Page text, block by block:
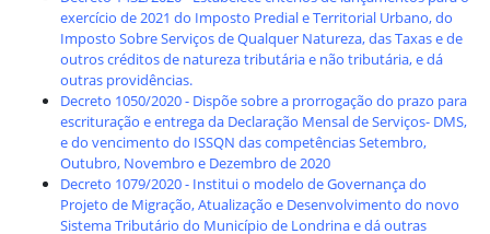
exercício de 2021 do Imposto Predial e Territorial Urbano, do
Imposto Sobre Serviços de Qualquer Natureza, das Taxas e de
outros créditos de natureza tributária e não tributária, e dá
outras providências.
Decreto 1050/2020 - Dispõe sobre a prorrogação do prazo para
escrituração e entrega da Declaração Mensal de Serviços- DMS,
e do vencimento do ISSQN das competências Setembro,
Outubro, Novembro e Dezembro de 2020
Decreto 1079/2020 - Institui o modelo de Governança do
Projeto de Migração, Atualização e Desenvolvimento do novo
Sistema Tributário do Município de Londrina e dá outras